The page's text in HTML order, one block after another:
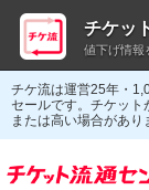
チケ流は運営25年・
セールです。チケット
または高い場合があり
チケッ
値下げ情報